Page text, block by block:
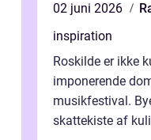
02 juni 2026
inspiration
Roskilde er ikke
imponerende
musikfestival.
skattekiste af